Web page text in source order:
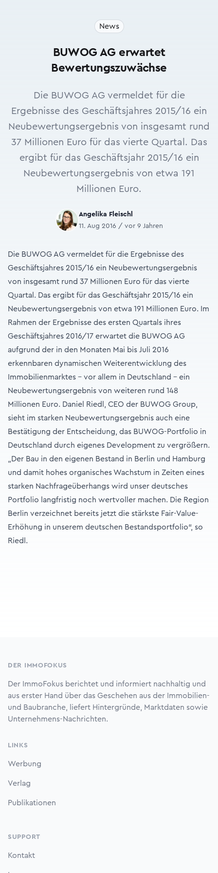
News
BUWOG AG erwartet
Bewertungszuwächse
Die BUWOG AG vermeldet für die
Ergebnisse des Geschäftsjahres 2015/16 ein
Neubewertungsergebnis von insgesamt rund
37 Millionen Euro für das vierte Quartal. Das
ergibt für das Geschäftsjahr 2015/16 ein
Neubewertungsergebnis von etwa 191
Millionen Euro.
Angelika Fleischl
11. Aug 2016 / vor 9 Jahren
Die BUWOG AG vermeldet für die Ergebnisse des
Geschäftsjahres 2015/16 ein Neubewertungsergebnis
von insgesamt rund 37 Millionen Euro für das vierte
Quartal. Das ergibt für das Geschäftsjahr 2015/16 ein
Neubewertungsergebnis von etwa 191 Millionen Euro. Im
Rahmen der Ergebnisse des ersten Quartals ihres
Geschäftsjahres 2016/17 erwartet die BUWOG AG
aufgrund der in den Monaten Mai bis Juli 2016
erkennbaren dynamischen Weiterentwicklung des
Immobilienmarktes – vor allem in Deutschland – ein
Neubewertungsergebnis von weiteren rund 148
Millionen Euro. Daniel Riedl, CEO der BUWOG Group,
sieht im starken Neubewertungsergebnis auch eine
Bestätigung der Entscheidung, das BUWOG-Portfolio in
Deutschland durch eigenes Development zu vergrößern.
„Der Bau in den eigenen Bestand in Berlin und Hamburg
und damit hohes organisches Wachstum in Zeiten eines
starken Nachfrageüberhangs wird unser deutsches
Portfolio langfristig noch wertvoller machen. Die Region
Berlin verzeichnet bereits jetzt die stärkste Fair-Value-
Erhöhung in unserem deutschen Bestandsportfolio“, so
Riedl.
DER IMMOFOKUS
Der ImmoFokus berichtet und informiert nachhaltig und
aus erster Hand über das Geschehen aus der Immobilien-
und Baubranche, liefert Hintergründe, Marktdaten sowie
Unternehmens-Nachrichten.
LINKS
Werbung
Verlag
Publikationen
SUPPORT
Kontakt